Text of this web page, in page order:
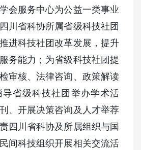
会服务中心为公益一类事业
川省科协所属省级科技社团
进科技社团改革发展，提升
务能力；为省级科技社团提
审核、法律咨询、政策解读
省级科技社团举办学术活
、开展决策咨询及人才举荐
四川省科协及所属组织与国
间科技组织开展相关交流活